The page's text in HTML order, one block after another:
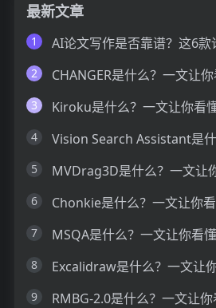
最新文章
1
2
3
4
5
6
7
8
9